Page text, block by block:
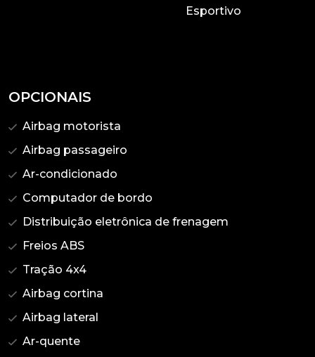
Esportivo
OPCIONAIS
Airbag motorista
Airbag passageiro
Ar-condicionado
Computador de bordo
Distribuição eletrônica de frenagem
Freios ABS
Tração 4x4
Airbag cortina
Airbag lateral
Ar-quente